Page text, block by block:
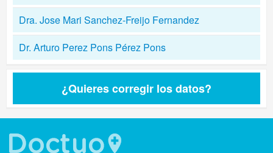
Dra. Jose Mari Sanchez-Freijo Fernandez
Dr. Arturo Perez Pons Pérez Pons
¿Quieres corregir los datos?